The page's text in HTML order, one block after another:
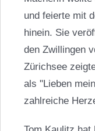
und feierte mit
hinein. Sie
den Zwillingen
Zürichsee
als "Lieben
zahlreiche